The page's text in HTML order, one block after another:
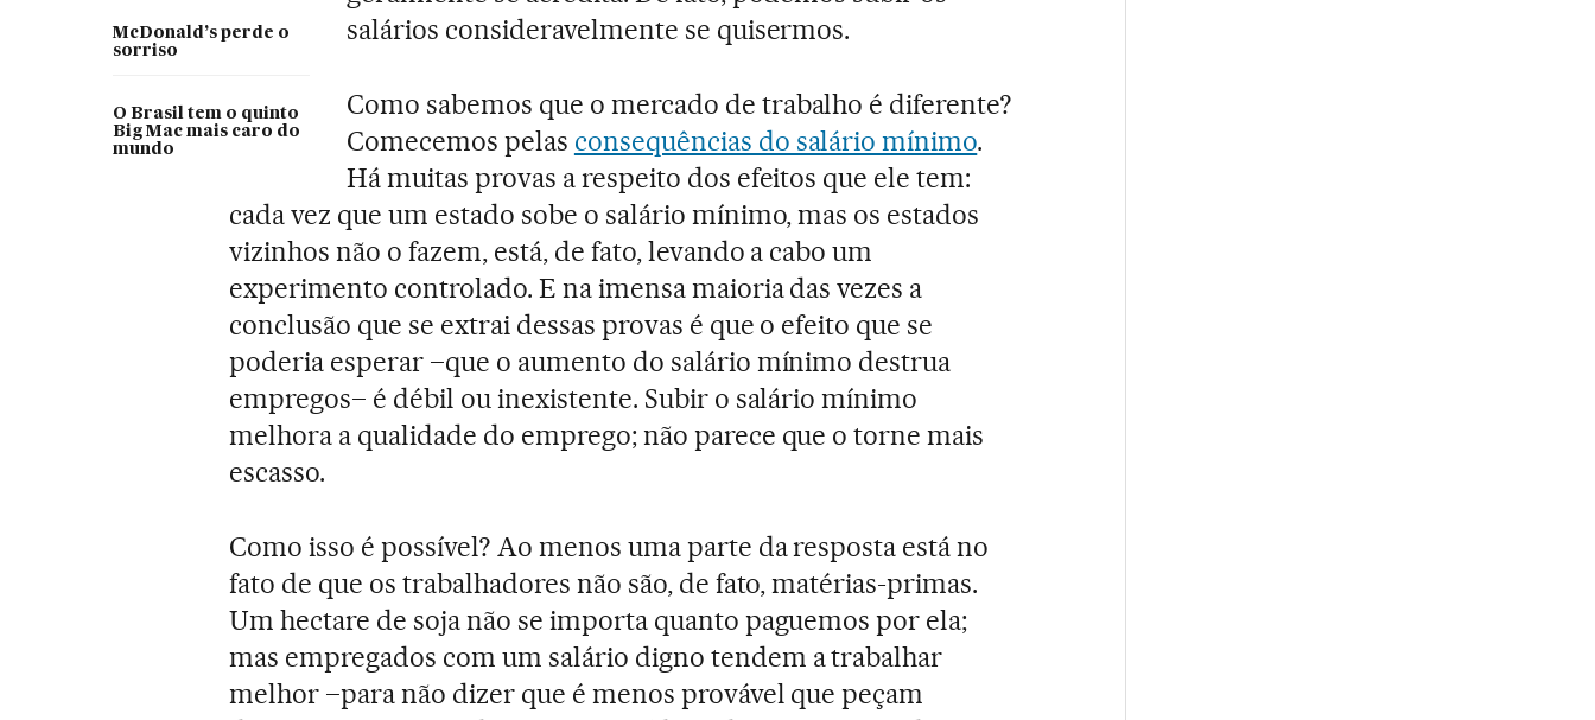
McDonald’s perde o
sorriso
O Brasil tem o quinto
Big Mac mais caro do
mundo
salários consideravelmente se quisermos.
Como sabemos que o mercado de trabalho é diferente?
Comecemos pelas consequências do salário mínimo.
Há muitas provas a respeito dos efeitos que ele tem:
cada vez que um estado sobe o salário mínimo, mas os estados
vizinhos não o fazem, está, de fato, levando a cabo um
experimento controlado. E na imensa maioria das vezes a
conclusão que se extrai dessas provas é que o efeito que se
poderia esperar –que o aumento do salário mínimo destrua
empregos– é débil ou inexistente. Subir o salário mínimo
melhora a qualidade do emprego; não parece que o torne mais
escasso.
Como isso é possível? Ao menos uma parte da resposta está no
fato de que os trabalhadores não são, de fato, matérias-primas.
Um hectare de soja não se importa quanto paguemos por ela;
mas empregados com um salário digno tendem a trabalhar
melhor –para não dizer que é menos provável que peçam